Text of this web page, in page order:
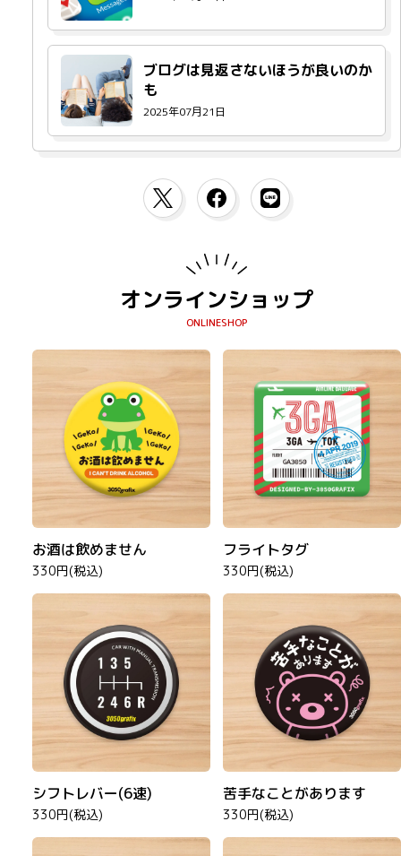
ブログは見返さないほうが良いのか
も
2025年07月21日
オンラインショップ
お酒は飲めません
330円(税込)
フライトタグ
330円(税込)
シフトレバー(6速)
330円(税込)
苦手なことがあります
330円(税込)